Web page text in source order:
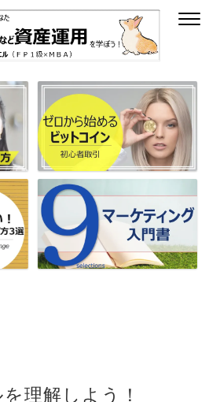
理解しよう！